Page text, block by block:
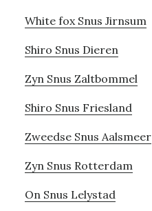
White fox Snus Jirnsum
Shiro Snus Dieren
Zyn Snus Zaltbommel
Shiro Snus Friesland
Zweedse Snus Aalsmeer
Zyn Snus Rotterdam
On Snus Lelystad